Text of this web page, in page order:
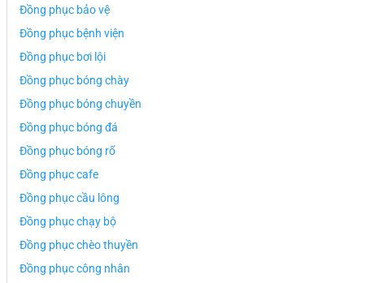
Đồng phục bảo vệ
Đồng phục bệnh viện
Đồng phục bơi lội
Đồng phục bóng chày
Đồng phục bóng chuyền
Đồng phục bóng đá
Đồng phục bóng rổ
Đồng phục cafe
Đồng phục cầu lông
Đồng phục chạy bộ
Đồng phục chèo thuyền
Đồng phục công nhân